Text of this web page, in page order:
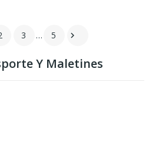
Y Maletines
3 … 5 